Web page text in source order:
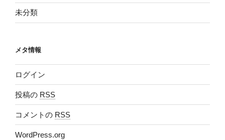
未分類
メタ情報
ログイン
投稿の RSS
コメントの RSS
WordPress.org